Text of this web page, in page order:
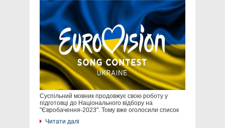
Суспільний мовник продовжує свою роботу у
підготовці до Національного відбору на
"Євробачення-2023". Тому вже оголосили список
Читати далі